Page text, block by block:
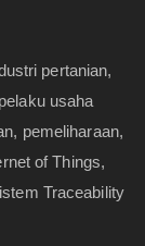
pertanian,
usaha
pemeliharaan,
of Things,
Traceability